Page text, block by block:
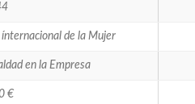
de la Mujer
en la Empresa
€